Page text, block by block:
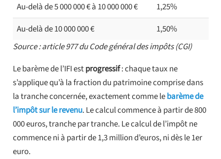
Au-delà de 5 000 000 € à 10 000 000 €
1,25%
Au-delà de 10 000 000 €
1,50%
Source : article 977 du Code général des impôts (CGI)
Le barème de l’IFI estprogressif: chaque taux ne
s’applique qu’à la fraction du patrimoine comprise dans
la tranche concernée, exactement comme lebarème de
l’impôt sur le revenu. Le calcul commence à partir de 800
000 euros, tranche par tranche. Le calcul de l’impôt ne
commence ni à partir de 1,3 million d’euros, ni dès le 1er
euro.